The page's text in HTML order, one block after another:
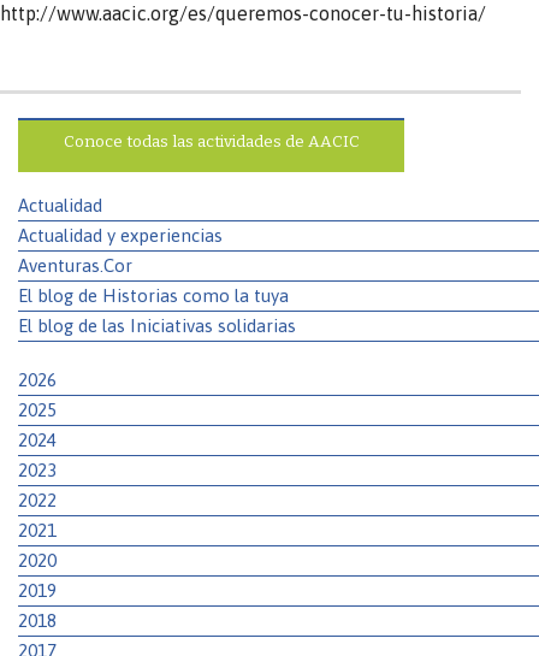
http://www.aacic.org/es/queremos-conocer-tu-historia/
Conoce todas las actividades de AACIC
Actualidad
Actualidad y experiencias
Aventuras.Cor
El blog de Historias como la tuya
El blog de las Iniciativas solidarias
2026
2025
2024
2023
2022
2021
2020
2019
2018
2017